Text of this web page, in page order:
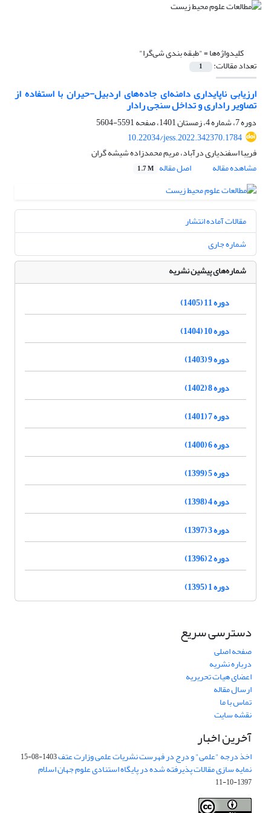
کلیدواژه‌ها ="طبقه بندی شی‌گرا"
تعداد مقالات: 1
ارزیابی ناپایداری دامنه‌ای جاده‌های اردبیل-حیران با استفاده از
تصاویر راداری و تداخل سنجی رادار
دوره 7، شماره 4، زمستان 1401، صفحه
5591-5604
10.22034/jess.2022.342370.1784
فریبا اسفندیاری درآباد، مریم محمدزاده شیشه گران
مشاهده مقاله
اصل مقاله 1.7 M
مقالات آماده انتشار
شماره جاری
شماره‌های پیشین نشریه
دوره 11 (1405)
دوره 10 (1404)
دوره 9 (1403)
دوره 8 (1402)
دوره 7 (1401)
دوره 6 (1400)
دوره 5 (1399)
دوره 4 (1398)
دوره 3 (1397)
دوره 2 (1396)
دوره 1 (1395)
دسترسی سریع
صفحه اصلی
درباره نشریه
اعضای هیات تحریریه
ارسال مقاله
تماس با ما
نقشه سایت
آخرین اخبار
اخذ درجه "علمی" و درج در فهرست نشریات علمی وزارت عتف1403-08-15
نمایه سازی مقالات پذیرفته شده در پایگاه استنادی علوم جهان اسلام
1397-10-11